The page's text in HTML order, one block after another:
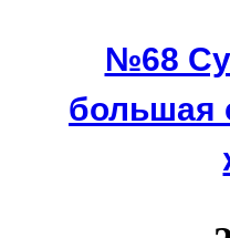
№68
большая